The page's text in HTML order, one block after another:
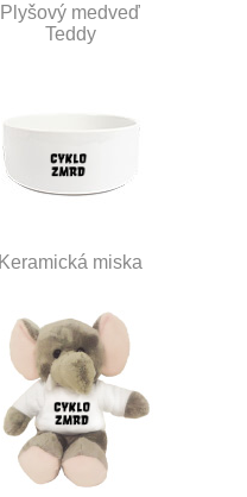
Plyšový medveď
Teddy
Keramická miska